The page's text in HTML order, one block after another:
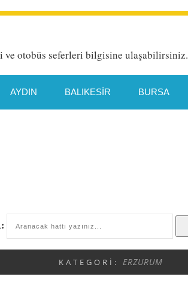
ve otobüs seferleri bilgisine ulaşabilirsiniz.
AYDIN BALIKESIR BURSA
KATEGORI: ERZURUM